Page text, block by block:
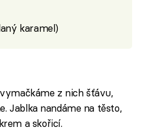
karamel)
z nich šťávu,
Jablka nandáme na těsto,
a skořicí.